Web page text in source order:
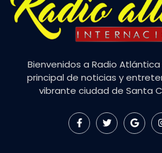
Bienvenidos a Radio
principal de noticias y
vibrante ciudad de Santa